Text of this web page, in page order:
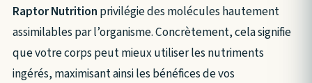
Raptor Nutrition privilégie des molécules hautement
assimilables par l’organisme. Concrètement, cela signifie
que votre corps peut mieux utiliser les nutriments
ingérés, maximisant ainsi les bénéfices de vos